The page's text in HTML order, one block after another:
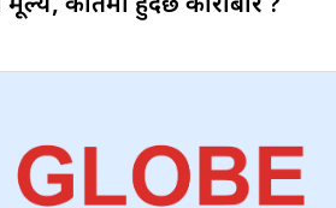
कतिमा हुँदैछ कारोबार ?